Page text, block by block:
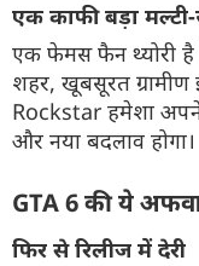
एक काफी बड़ा
एक फेमस फैन थ्योरी है
शहर, खूबसूरत
Rockstar हमेशा
और नया बदलाव होगा।
GTA 6 की ये
फिर से रिलीज में देरी